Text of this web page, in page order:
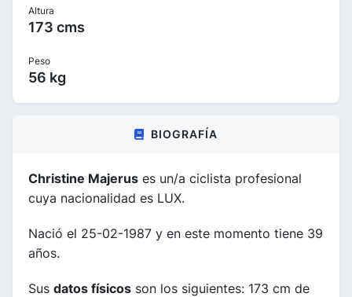
Altura
173 cms
Peso
56 kg
BIOGRAFÍA
Christine Majerus es un/a ciclista profesional
cuya nacionalidad es LUX.
Nació el 25-02-1987 y en este momento tiene 39
años.
Sus datos físicos son los siguientes: 173 cm de